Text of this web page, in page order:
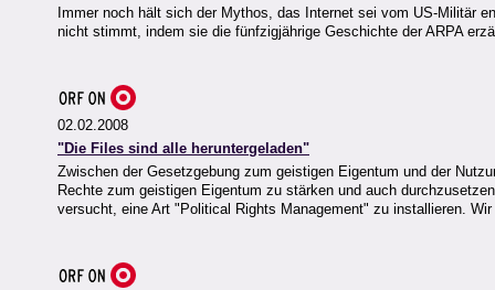
Immer noch hält sich der Mythos, das Internet sei vom US-Militär
nicht stimmt, indem sie die fünfzigjährige Geschichte der ARPA
02.02.2008
"Die Files sind alle heruntergeladen"
Zwischen der Gesetzgebung zum geistigen Eigentum und der
Rechte zum geistigen Eigentum zu stärken und auch
versucht, eine Art "Political Rights Management" zu installieren.